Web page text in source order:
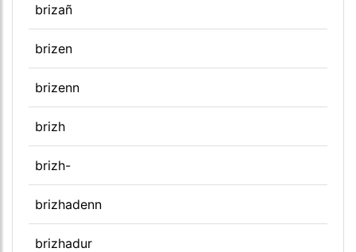
brizañ
brizen
brizenn
brizh
brizh-
brizhadenn
brizhadur